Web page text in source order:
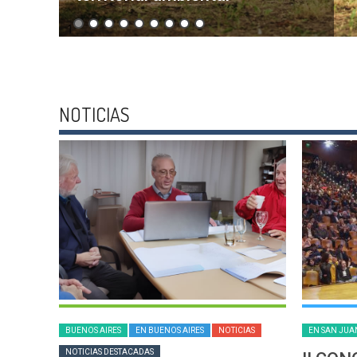
NOTICIAS
BUENOS AIRES EN BUENOS AIRES NOTICIAS
NOTICIAS DESTACADAS
EN SAN